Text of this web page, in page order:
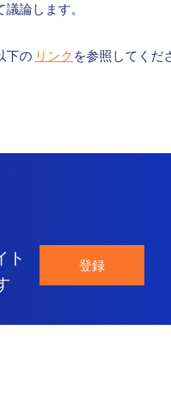
論します。
下の リンク を参照してくだ
ト
登録